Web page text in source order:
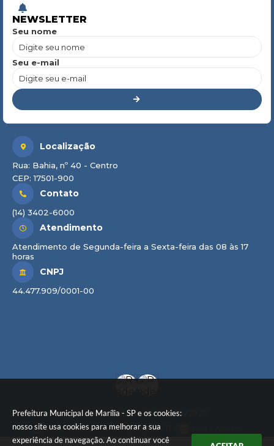
Prefeitura Municipal de Marília - SP e os cookies:
nosso site usa cookies para melhorar a sua
experiência de navegação. Ao continuar você
NEWSLETTER
Seu nome
Seu e-mail
Localização
Rua: Bahia, nº 40 - Centro
CEP: 17501-900
Contato
(14) 3402-6000
Atendimento
Atendimento de Segunda-feira a Sexta-feira das 08 às 17
horas
CNPJ
44.477.909/0001-00
Versão do Sistema: 3.5.3 - 19/06/2026
Portal atualizado em:07/08/2026 17:41